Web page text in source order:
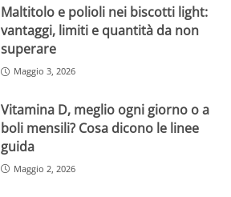
Maltitolo e polioli nei biscotti light:
vantaggi, limiti e quantità da non
superare
Maggio 3, 2026
Vitamina D, meglio ogni giorno o a
boli mensili? Cosa dicono le linee
guida
Maggio 2, 2026